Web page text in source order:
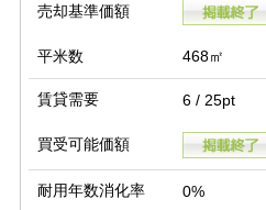
売却基準価額
平米数 468㎡
賃貸需要 6 / 25pt
買受可能価額
耐用年数消化率 0%